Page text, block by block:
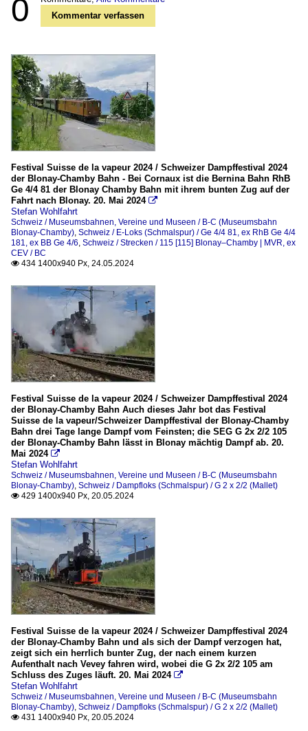
0
Kommentar verfassen
Festival Suisse de la vapeur 2024 / Schweizer Dampffestival 2024
der Blonay-Chamby Bahn - Bei Cornaux ist die Bernina Bahn RhB
Ge 4/4 81 der Blonay Chamby Bahn mit ihrem bunten Zug auf der
Fahrt nach Blonay. 20. Mai 2024 
Stefan Wohlfahrt
Schweiz / Museumsbahnen, Vereine und Museen / B-C (Museumsbahn
Blonay-Chamby), Schweiz / E-Loks (Schmalspur) / Ge 4/4 81, ex RhB Ge 4/4
181, ex BB Ge 4/6, Schweiz / Strecken / 115 [115] Blonay–Chamby | MVR, ex
CEV / BC
 434 1400x940 Px, 24.05.2024
Festival Suisse de la vapeur 2024 / Schweizer Dampffestival 2024
der Blonay-Chamby Bahn Auch dieses Jahr bot das Festival
Suisse de la vapeur/Schweizer Dampffestival der Blonay-Chamby
Bahn drei Tage lange Dampf vom Feinsten; die SEG G 2x 2/2 105
der Blonay-Chamby Bahn lässt in Blonay mächtig Dampf ab. 20.
Mai 2024 
Stefan Wohlfahrt
Schweiz / Museumsbahnen, Vereine und Museen / B-C (Museumsbahn
Blonay-Chamby), Schweiz / Dampfloks (Schmalspur) / G 2 x 2/2 (Mallet)
 429 1400x940 Px, 20.05.2024
Festival Suisse de la vapeur 2024 / Schweizer Dampffestival 2024
der Blonay-Chamby Bahn und als sich der Dampf verzogen hat,
zeigt sich ein herrlich bunter Zug, der nach einem kurzen
Aufenthalt nach Vevey fahren wird, wobei die G 2x 2/2 105 am
Schluss des Zuges läuft. 20. Mai 2024 
Stefan Wohlfahrt
Schweiz / Museumsbahnen, Vereine und Museen / B-C (Museumsbahn
Blonay-Chamby), Schweiz / Dampfloks (Schmalspur) / G 2 x 2/2 (Mallet)
 431 1400x940 Px, 20.05.2024